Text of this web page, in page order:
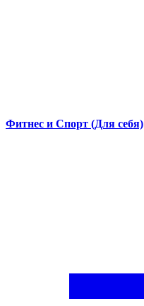
Фитнес и Спорт (Для себя)